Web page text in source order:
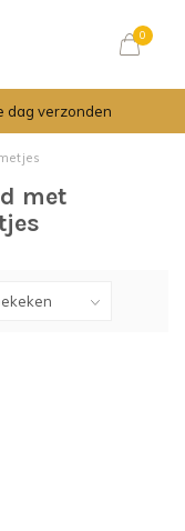
0
dag verzonden
met